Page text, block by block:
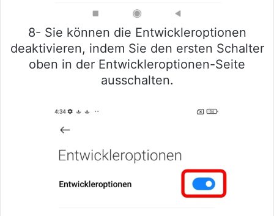
8- Sie können die Entwickleroptionen
deaktivieren, indem Sie den ersten Schalter
oben in der Entwickleroptionen-Seite
ausschalten.